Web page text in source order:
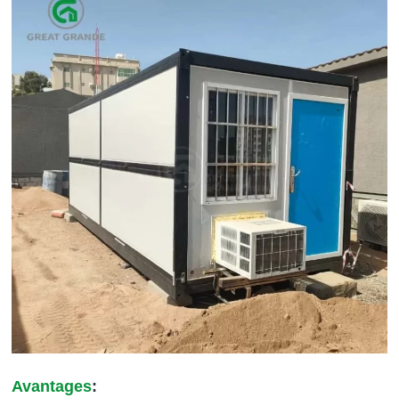
Avantages: